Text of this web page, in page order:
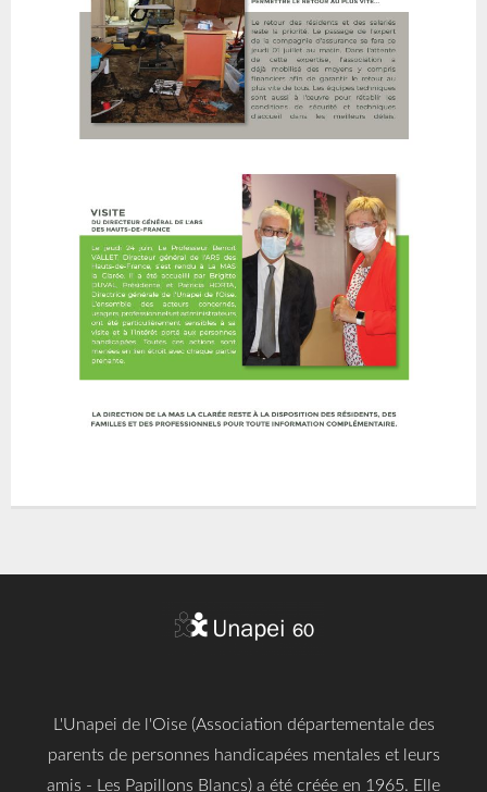
L'Unapei de l'Oise (Association départementale des
parents de personnes handicapées mentales et leurs
amis - Les Papillons Blancs) a été créée en 1965. Elle